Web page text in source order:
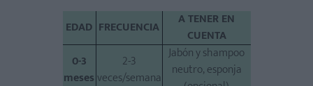
EDAD FRECUENCIA
A TENER EN
CUENTA
0-3
meses
2-3
veces/semana
Jabón y shampoo
neutro, esponja